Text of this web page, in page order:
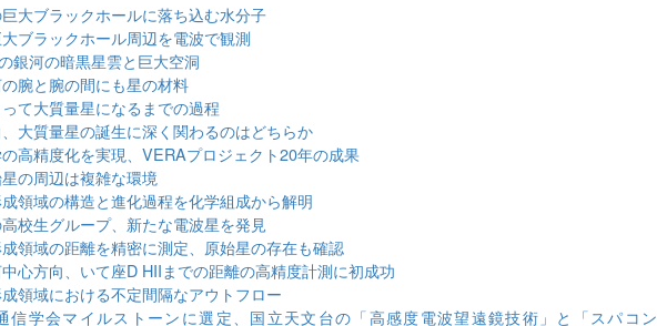
大ブラックホールに落ち込む水分子
ブラックホール周辺を電波で観測
銀河の暗黒星雲と巨大空洞
腕と腕の間にも星の材料
て大質量星になるまでの過程
大質量星の誕生に深く関わるのはどちらか
高精度化を実現、VERAプロジェクト20年の成果
の周辺は複雑な環境
領域の構造と進化過程を化学組成から解明
校生グループ、新たな電波星を発見
領域の距離を精密に測定、原始星の存在も確認
心方向、いて座D HIIまでの距離の高精度計測に初成功
領域における不定間隔なアウトフロー
信学会マイルストーンに選定、国立天文台の「高感度電波望遠鏡技術」と「スパコン